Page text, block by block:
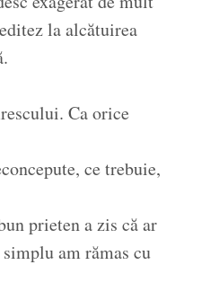
la alcătuirea
Ca orice
ce trebuie,
prieten a zis că ar
am rămas cu